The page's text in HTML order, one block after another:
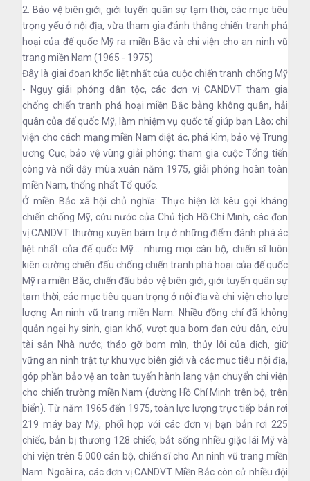
2. Bảo vệ biên giới, giới tuyến quân sự tạm thời, các mục tiêu
trọng yếu ở nội địa, vừa tham gia đánh thắng chiến tranh phá
hoại của đế quốc Mỹ ra miền Bắc và chi viện cho an ninh vũ
trang miền Nam (1965 - 1975)
Đây là giai đoạn khốc liệt nhất của cuộc chiến tranh chống Mỹ
- Ngụy giải phóng dân tộc, các đơn vị CANDVT tham gia
chống chiến tranh phá hoại miền Bắc bằng không quân, hải
quân của đế quốc Mỹ, làm nhiệm vụ quốc tế giúp bạn Lào; chi
viện cho cách mạng miền Nam diệt ác, phá kìm, bảo vệ Trung
ương Cục, bảo vệ vùng giải phóng; tham gia cuộc Tổng tiến
công và nổi dậy mùa xuân năm 1975, giải phóng hoàn toàn
miền Nam, thống nhất Tổ quốc.
Ở miền Bắc xã hội chủ nghĩa: Thực hiện lời kêu gọi kháng
chiến chống Mỹ, cứu nước của Chủ tịch Hồ Chí Minh, các đơn
vị CANDVT thường xuyên bám trụ ở những điểm đánh phá ác
liệt nhất của đế quốc Mỹ... nhưng mọi cán bộ, chiến sĩ luôn
kiên cường chiến đấu chống chiến tranh phá hoại của đế quốc
Mỹ ra miền Bắc, chiến đấu bảo vệ biên giới, giới tuyến quân sự
tạm thời, các mục tiêu quan trọng ở nội địa và chi viện cho lực
lượng An ninh vũ trang miền Nam. Nhiều đồng chí đã không
quản ngại hy sinh, gian khổ, vượt qua bom đạn cứu dân, cứu
tài sản Nhà nước; tháo gỡ bom mìn, thủy lôi của địch, giữ
vững an ninh trật tự khu vực biên giới và các mục tiêu nội địa,
góp phần bảo vệ an toàn tuyến hành lang vận chuyển chi viện
cho chiến trường miền Nam (đường Hồ Chí Minh trên bộ, trên
biển). Từ năm 1965 đến 1975, toàn lực lượng trực tiếp bắn rơi
219 máy bay Mỹ, phối hợp với các đơn vị bạn bắn rơi 225
chiếc, bắn bị thương 128 chiếc, bắt sống nhiều giặc lái Mỹ và
chi viện trên 5.000 cán bộ, chiến sĩ cho An ninh vũ trang miền
Nam. Ngoài ra, các đơn vị CANDVT Miền Bắc còn cử nhiều đội